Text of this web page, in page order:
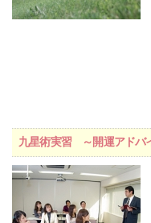
九星術実習 ～開運アドバ